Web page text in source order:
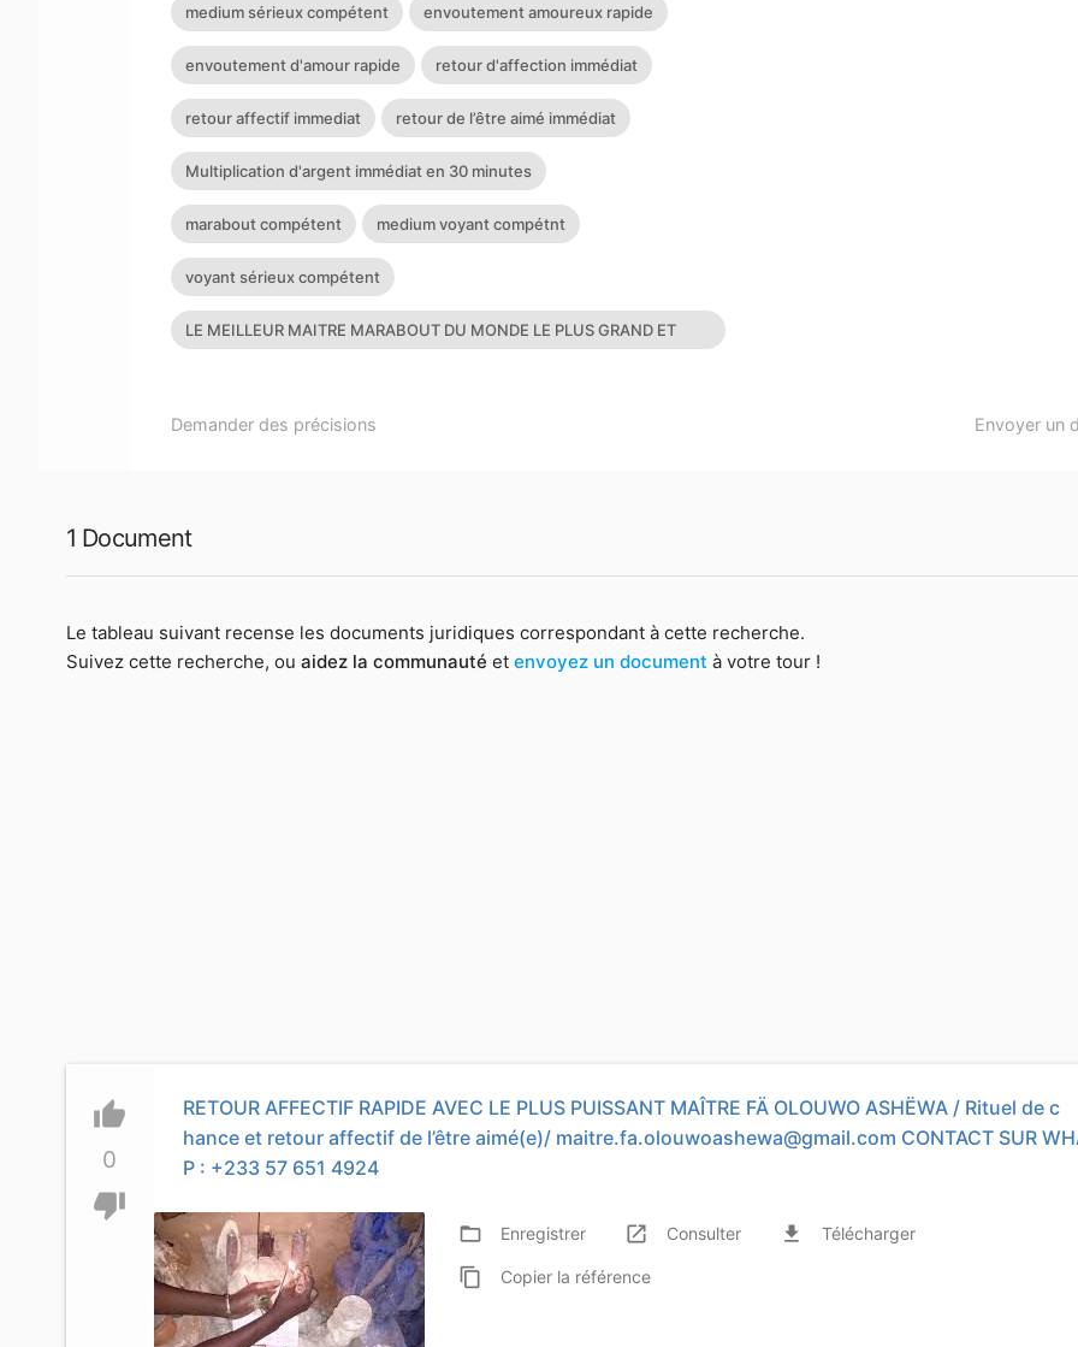
medium sérieux compétent envoutement amoureux rapide
envoutement d'amour rapide retour d'affection immédiat
retour affectif immediat retour de l’être aimé immédiat
Multiplication d'argent immédiat en 30 minutes
marabout compétent medium voyant compétnt
voyant sérieux compétent
LE MEILLEUR MAITRE MARABOUT DU MONDE LE PLUS GRAND ET
Demander des précisions Envoyer un
1 Document
Le tableau suivant recense les documents juridiques correspondant à cette recherche.
Suivez cette recherche, ou aidez la communauté et envoyez un document à votre tour !
thumb_up
0
thumb_down
RETOUR AFFECTIF RAPIDE AVEC LE PLUS PUISSANT MAÎTRE FÄ OLOUWO ASHËWA / Rituel de c
hance et retour affectif de l’être aimé(e)/ maitre.fa.olouwoashewa@gmail.com CONTACT SUR
P : +233 57 651 4924
folder_open Enregistrer launch Consulter file_download Télécharger
content_copy Copier la référence